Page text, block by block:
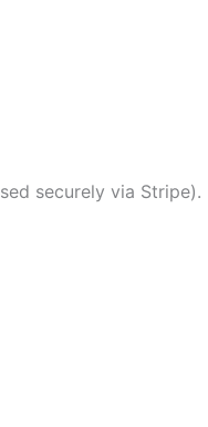
securely via Stripe).